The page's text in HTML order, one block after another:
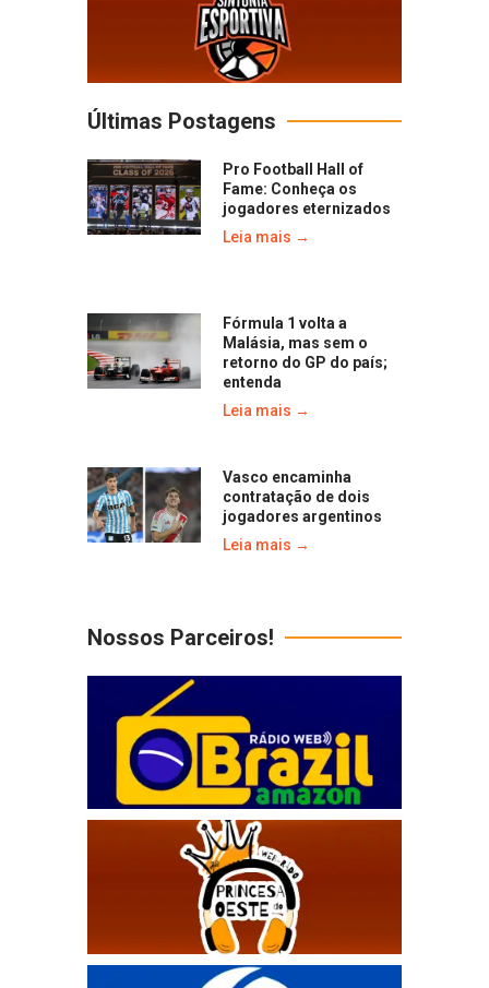
Últimas Postagens
Pro Football Hall of
Fame: Conheça os
jogadores eternizados
Leia mais →
Fórmula 1 volta a
Malásia, mas sem o
retorno do GP do país;
entenda
Leia mais →
Vasco encaminha
contratação de dois
jogadores argentinos
Leia mais →
Nossos Parceiros!